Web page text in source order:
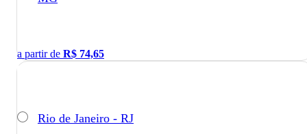
a partir de R$ 74,65
Rio de Janeiro - RJ